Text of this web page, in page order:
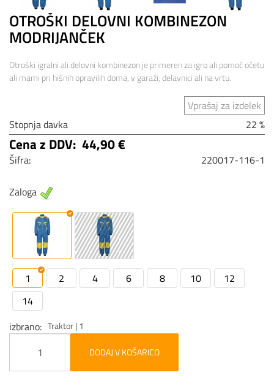
OTROŠKI DELOVNI KOMBINEZON
MODRIJANČEK
Otroški igralni ali delovni kombinezon je primeren za igro ali pomoč očetu
ali mami pri hišnih opravilih doma, v garaži, delavnici ali na vrtu.
Vprašaj za izdelek
Stopnja davka
22 %
Cena z DDV: 44,90 €
Šifra: 220017-116-1
Zaloga
1 2 4 6 8 10
12
14
izbrano
Traktor | 1
DODAJ V KOŠARICO